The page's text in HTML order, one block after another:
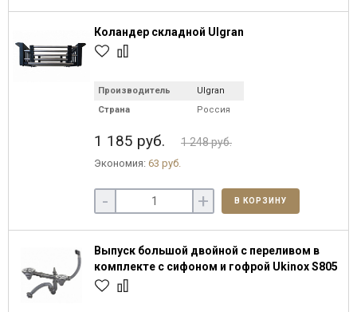
Коландер складной Ulgran
Производитель
Ulgran
Страна
Россия
1 185 руб. 1 248 руб.
Экономия: 63 руб.
- + В КОРЗИНУ
Выпуск большой двойной с переливом в
комплекте с сифоном и гофрой Ukinox S805